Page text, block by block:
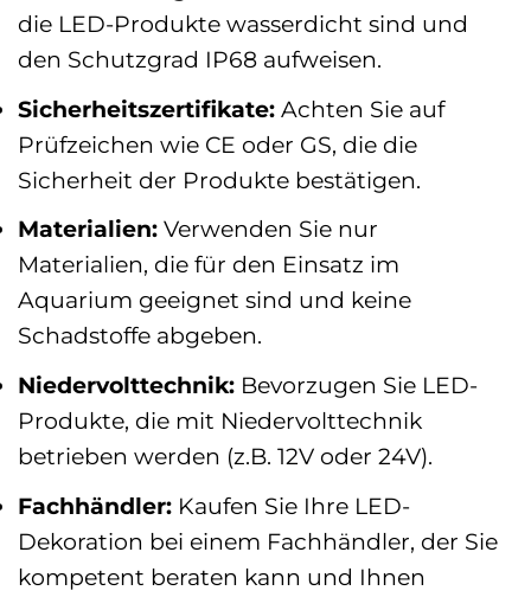
die LED-Produkte wasserdicht sind und
den Schutzgrad IP68 aufweisen.
Sicherheitszertifikate: Achten Sie auf
Prüfzeichen wie CE oder GS, die die
Sicherheit der Produkte bestätigen.
Materialien: Verwenden Sie nur
Materialien, die für den Einsatz im
Aquarium geeignet sind und keine
Schadstoffe abgeben.
Niedervolttechnik: Bevorzugen Sie LED-
Produkte, die mit Niedervolttechnik
betrieben werden (z.B. 12V oder 24V).
Fachhändler: Kaufen Sie Ihre LED-
Dekoration bei einem Fachhändler, der Sie
kompetent beraten kann und Ihnen